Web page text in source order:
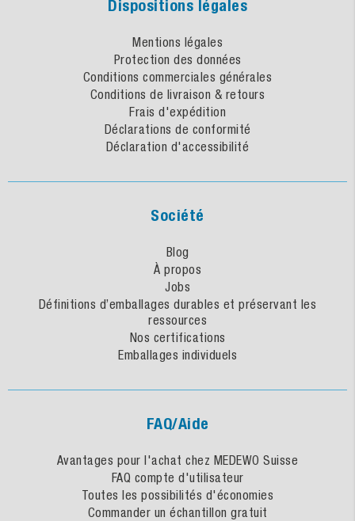
Dispositions légales
Mentions légales
Protection des données
Conditions commerciales générales
Conditions de livraison & retours
Frais d'expédition
Déclarations de conformité
Déclaration d'accessibilité
Société
Blog
À propos
Jobs
Définitions d’emballages durables et préservant les
ressources
Nos certifications
Emballages individuels
FAQ/Aide
Avantages pour l'achat chez MEDEWO Suisse
FAQ compte d'utilisateur
Toutes les possibilités d'économies
Commander un échantillon gratuit